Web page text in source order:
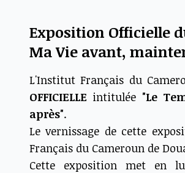
Exposition Officielle
Ma Vie avant,
L'Institut Français du
OFFICIELLE intitulée "Le
après".
Le vernissage de cette
Français du Cameroun de
Cette exposition met en